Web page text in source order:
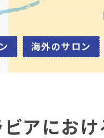
海外のサロン
アにお